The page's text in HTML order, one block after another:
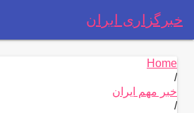
خبرگزاری ایران
Home
/
خبر مهم ایران
/